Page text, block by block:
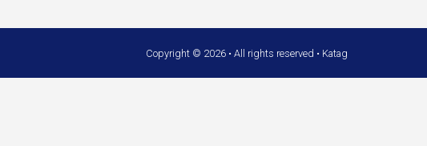
Copyright © 2026 • All rights reserved • Katag